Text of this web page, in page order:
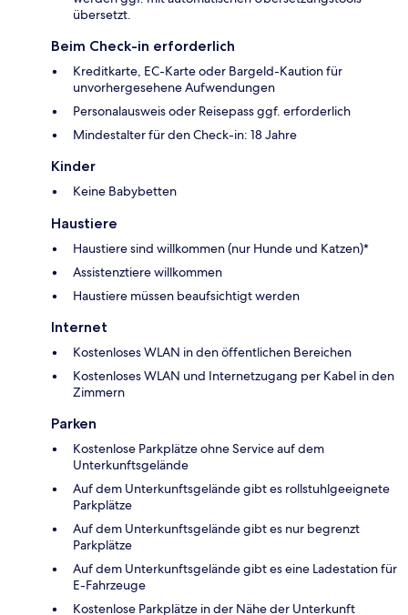
übersetzt.
Beim Check-in erforderlich
Kreditkarte, EC-Karte oder Bargeld-Kaution für
unvorhergesehene Aufwendungen
Personalausweis oder Reisepass ggf. erforderlich
Mindestalter für den Check-in: 18 Jahre
Kinder
Keine Babybetten
Haustiere
Haustiere sind willkommen (nur Hunde und Katzen)*
Assistenztiere willkommen
Haustiere müssen beaufsichtigt werden
Internet
Kostenloses WLAN in den öffentlichen Bereichen
Kostenloses WLAN und Internetzugang per Kabel in den
Zimmern
Parken
Kostenlose Parkplätze ohne Service auf dem
Unterkunftsgelände
Auf dem Unterkunftsgelände gibt es rollstuhlgeeignete
Parkplätze
Auf dem Unterkunftsgelände gibt es nur begrenzt
Parkplätze
Auf dem Unterkunftsgelände gibt es eine Ladestation für
E-Fahrzeuge
Kostenlose Parkplätze in der Nähe der Unterkunft